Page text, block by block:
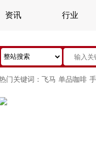
资讯 行业
门关键词： 飞马 单品咖啡